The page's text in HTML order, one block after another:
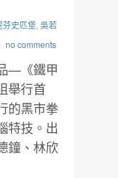
芬史匹堡, 吳若
no comments
—《鐵甲
舉行首
的黑市拳
特技。出
鐘、林欣